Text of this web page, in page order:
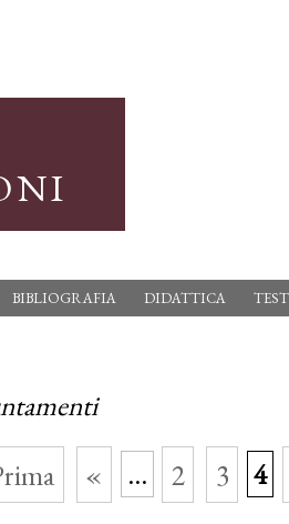
BIBLIOGRAFIA DIDATTICA
« ... 2 3 4